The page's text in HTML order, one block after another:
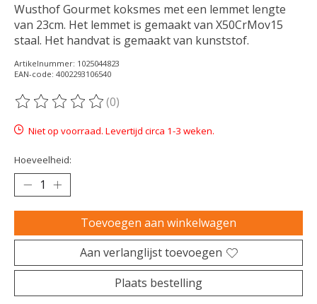
Wusthof Gourmet koksmes met een lemmet lengte
van 23cm. Het lemmet is gemaakt van X50CrMov15
staal. Het handvat is gemaakt van kunststof.
Artikelnummer: 1025044823
EAN-code: 4002293106540
De beoordeling van dit product is
(0)
Niet op voorraad. Levertijd circa 1-3 weken.
Hoeveelheid:
Toevoegen aan winkelwagen
Aan verlanglijst toevoegen
Plaats bestelling